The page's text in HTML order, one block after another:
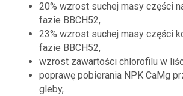
20% wzrost suchej masy części
fazie BBCH52,
23% wzrost suchej masy części
fazie BBCH52,
wzrost zawartości chlorofilu w
poprawę pobierania NPK CaMg
gleby,